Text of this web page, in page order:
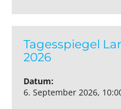
Tagesspiegel
2026
Datum:
6. September 2026,